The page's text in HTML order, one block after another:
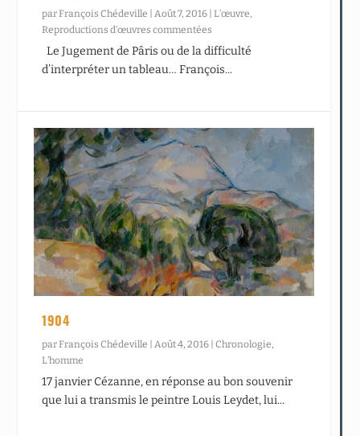
par François Chédeville Août 7, 2016 L’œuvre
Reproductions d’œuvres commentées
Le Jugement de Pâris ou de la difficulté
d’interpréter un tableau… François...
1904
par François Chédeville Août 4, 2016 |Chronologie
L’homme
17 janvier Cézanne, en réponse au bon souvenir
que lui a transmis le peintre Louis Leydet, lui...